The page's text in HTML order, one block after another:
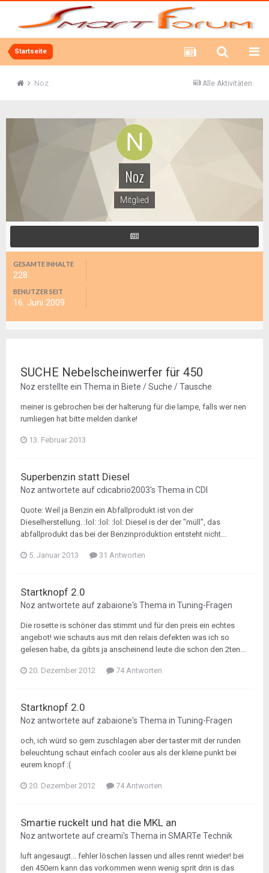
Startseite
Alle Aktivitäten
Noz
Noz
Mitglied
GESAMTE INHALTE
228
BENUTZER SEIT
16. Juni 2009
SUCHE Nebelscheinwerfer für 450
Noz erstellte ein Thema in Biete / Suche / Tausche
meiner is gebrochen bei der halterung für die lampe, falls wer nen
rumliegen hat bitte melden danke!
13. Februar 2013
Superbenzin statt Diesel
Noz antwortete aufcdicabrio2003's Thema in CDI
Quote: Weil ja Benzin ein Abfallprodukt ist von der
Dieselherstellung. :lol: :lol: :lol: Diesel is der der "müll", das
abfallprodukt das bei der Benzinproduktion entsteht nicht...
5. Januar 2013 31 Antworten
Startknopf 2.0
Noz antwortete auf zabaione's Thema in Tuning-Fragen
Die rosette is schöner das stimmt und für den preis ein echtes
angebot! wie schauts aus mit den relais defekten was ich so
gelesen habe, da gibts ja anscheinend leute die schon den 2ten...
20. Dezember 2012 74 Antworten
Startknopf 2.0
Noz antwortete auf zabaione's Thema in Tuning-Fragen
och, ich würd so gern zuschlagen aber der taster mit der runden
beleuchtung schaut einfach cooler aus als der kleine punkt bei
eurem knopf :(
20. Dezember 2012 74 Antworten
Smartie ruckelt und hat die MKL an
Noz antwortete aufcreami's Thema in SMARTe Technik
luft angesaugt... fehler löschen lassen und alles rennt wieder! bei
den 450ern kann das vorkommen wenn wenig sprit drin is das